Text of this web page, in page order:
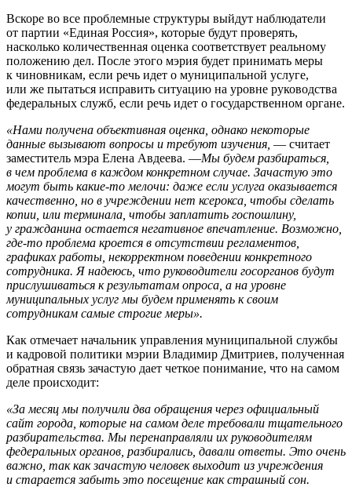
Вскоре во все проблемные структуры выйдут наблюдатели
от партии «Единая Россия», которые будут проверять,
насколько количественная оценка соответствует реальному
положению дел. После этого мэрия будет принимать меры
к чиновникам, если речь идет о муниципальной услуге,
или же пытаться исправить ситуацию на уровне руководства
федеральных служб, если речь идет о государственном органе.
«Нами получена объективная оценка, однако некоторые
данные вызывают вопросы и требуют изучения, — считает
заместитель мэра Елена Авдеева. —Мы будем разбираться,
в чем проблема в каждом конкретном случае. Зачастую это
могут быть какие-то мелочи: даже если услуга оказывается
качественно, но в учреждении нет ксерокса, чтобы сделать
копии, или терминала, чтобы заплатить госпошлину,
у гражданина остается негативное впечатление. Возможно,
где-то проблема кроется в отсутствии регламентов,
графиках работы, некорректном поведении конкретного
сотрудника. Я надеюсь, что руководители госорганов будут
прислушиваться к результатам опроса, а на уровне
муниципальных услуг мы будем применять к своим
сотрудникам самые строгие меры».
Как отмечает начальник управления муниципальной службы
и кадровой политики мэрии Владимир Дмитриев, полученная
обратная связь зачастую дает четкое понимание, что на самом
деле происходит:
«За месяц мы получили два обращения через официальный
сайт города, которые на самом деле требовали тщательного
разбирательства. Мы перенаправляли их руководителям
федеральных органов, разбирались, давали ответы. Это очень
важно, так как зачастую человек выходит из учреждения
и старается забыть это посещение как страшный сон.